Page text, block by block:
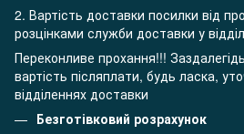
2. Вартість доставки посилки від
розцінками служби доставки у
Переконливе прохання!!!
вартість післяплати, будь ласка,
відділеннях доставки
Безготівковий розрахунок